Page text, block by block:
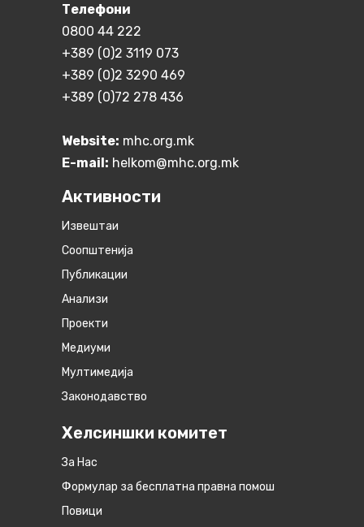
Телефони
0800 44 222
+389 (0)2 3119 073
+389 (0)2 3290 469
+389 (0)72 278 436
Website: mhc.org.mk
E-mail: helkom@mhc.org.mk
Активности
Извештаи
Соопштенија
Публикации
Анализи
Проекти
Медиуми
Мултимедија
Законодавство
Хелсиншки комитет
За Нас
Формулар за бесплатна правна помош
Повици